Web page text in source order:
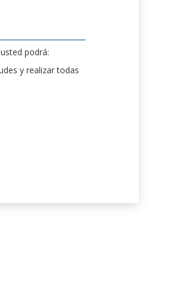
podrá:
y realizar todas